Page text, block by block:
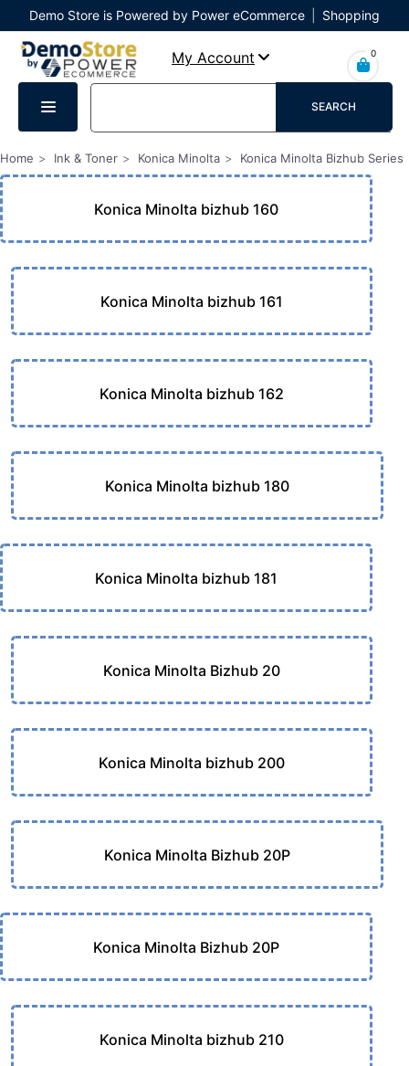
Demo Store is Powered by Power eCommerce
Shopping
Cart
My Account 0
SEARCH
Home Ink & Toner Konica Minolta Konica Minolta Bizhub Series
Konica Minolta bizhub 160
Konica Minolta bizhub 161
Konica Minolta bizhub 162
Konica Minolta bizhub 180
Konica Minolta bizhub 181
Konica Minolta Bizhub 20
Konica Minolta bizhub 200
Konica Minolta Bizhub 20P
Konica Minolta Bizhub 20P
Konica Minolta bizhub 210